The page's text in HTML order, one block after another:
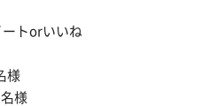
ートorいいね
様
様